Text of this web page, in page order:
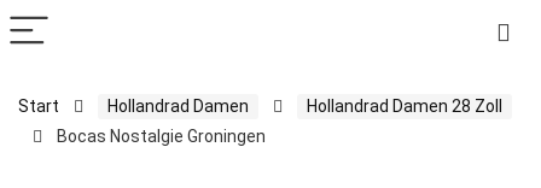
Start Hollandrad Damen
Hollandrad Damen 28 Zoll
Bocas Nostalgie Groningen